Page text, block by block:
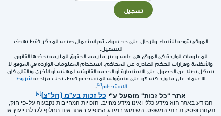
تسجيل
الموقع يتوجه للنساء والرجال على حد سواء. تم استعمال صيغة المذكّر فقط بهدف
التسهيل.
المعلومات الواردة في الموقع هي عامة وغير ملزمة. الحقوق الملزمة يحدّدها القانون
والأنظمة وقرارات الحكم الصادرة عن المحاكم. استخدام المعلومات الواردة في الموقع لا
يشكل بديلا عن الحصول على الاستشارة أو الخدمة القانونية المهنية أو الأخرى وبالتالي فإن
الاعتماد على ما ورد فيه هو على مسؤولية المستخدم فقط. يجب مراجعة شروط
الاستخدام
.
אתר "כל זכות" מופעל ע"י כל זכות בע"מ (חל"צ)
המידע באתר הוא מידע כללי ואינו מידע מחייב. הזכויות המחייבות נקבעות על-פי חוק,
תקנות ופסיקות בתי המשפט. השימוש במידע המופיע באתר אינו תחליף לקבלת ייעוץ או